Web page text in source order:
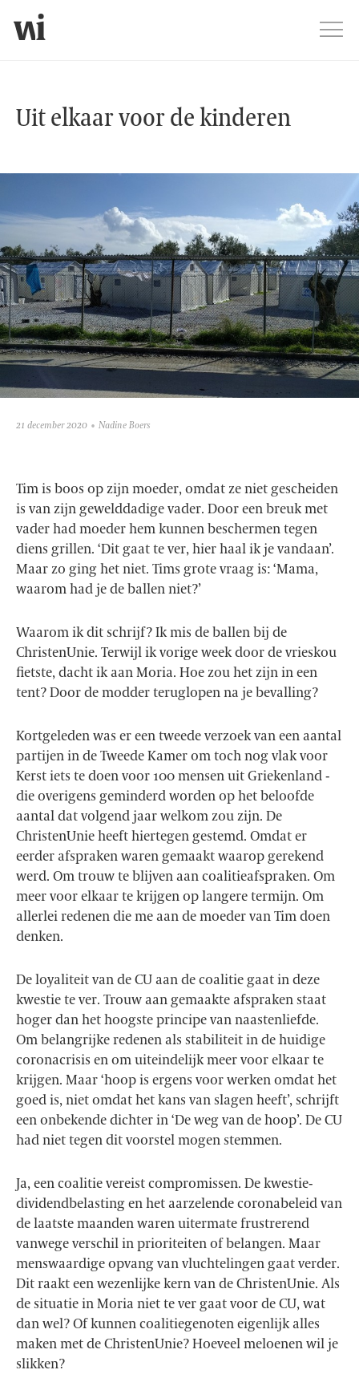
Uit elkaar voor de kinderen
Uit elkaar voor de kinderen
21 december 2020 Nadine Boers
Tim is boos op zijn moeder, omdat ze niet gescheiden
is van zijn gewelddadige vader. Door een breuk met
vader had moeder hem kunnen beschermen tegen
diens grillen. ‘Dit gaat te ver, hier haal ik je vandaan’.
Maar zo ging het niet. Tims grote vraag is: ‘Mama,
waarom had je de ballen niet?’
Waarom ik dit schrijf? Ik mis de ballen bij de
ChristenUnie. Terwijl ik vorige week door de vrieskou
fietste, dacht ik aan Moria. Hoe zou het zijn in een
tent? Door de modder teruglopen na je bevalling?
Kortgeleden was er een tweede verzoek van een aantal
partijen in de Tweede Kamer om toch nog vlak voor
Kerst iets te doen voor 100 mensen uit Griekenland -
die overigens geminderd worden op het beloofde
aantal dat volgend jaar welkom zou zijn. De
ChristenUnie heeft hiertegen gestemd. Omdat er
eerder afspraken waren gemaakt waarop gerekend
werd. Om trouw te blijven aan coalitieafspraken. Om
meer voor elkaar te krijgen op langere termijn. Om
allerlei redenen die me aan de moeder van Tim doen
denken.
De loyaliteit van de CU aan de coalitie gaat in deze
kwestie te ver. Trouw aan gemaakte afspraken staat
hoger dan het hoogste principe van naastenliefde.
Om belangrijke redenen als stabiliteit in de huidige
coronacrisis en om uiteindelijk meer voor elkaar te
krijgen. Maar ‘hoop is ergens voor werken omdat het
goed is, niet omdat het kans van slagen heeft’, schrijft
een onbekende dichter in ‘De weg van de hoop’. De CU
had niet tegen dit voorstel mogen stemmen.
Ja, een coalitie vereist compromissen. De kwestie-
dividendbelasting en het aarzelende coronabeleid van
de laatste maanden waren uitermate frustrerend
vanwege verschil in prioriteiten of belangen. Maar
menswaardige opvang van vluchtelingen gaat verder.
Dit raakt een wezenlijke kern van de ChristenUnie. Als
de situatie in Moria niet te ver gaat voor de CU, wat
dan wel? Of kunnen coalitiegenoten eigenlijk alles
maken met de ChristenUnie? Hoeveel meloenen wil je
slikken?